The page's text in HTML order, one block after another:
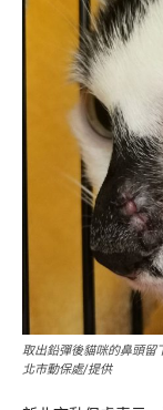
取出鉛彈後貓咪的鼻頭
北市動保處/提供